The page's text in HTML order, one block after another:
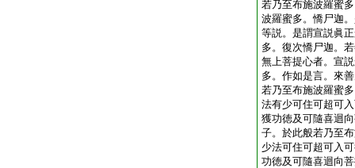
若乃至布施波羅蜜
波羅蜜多。憍尸迦
等説。是謂宣説眞
多。復次憍尸迦。
無上菩提心者。宣
多。作如是言。來
若乃至布施波羅蜜
法有少可住可超可
獲功徳及可隨喜迴
子。於此般若乃至
少法可住可超可入
功徳及可隨喜迴向